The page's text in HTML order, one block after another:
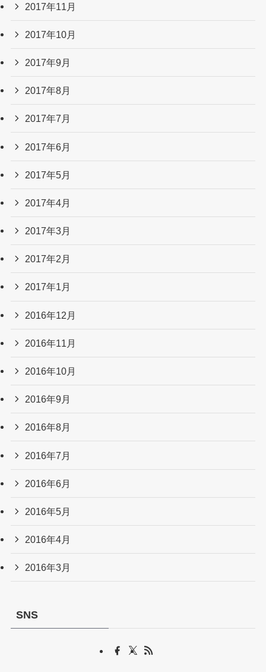
2017年11月
2017年10月
2017年9月
2017年8月
2017年7月
2017年6月
2017年5月
2017年4月
2017年3月
2017年2月
2017年1月
2016年12月
2016年11月
2016年10月
2016年9月
2016年8月
2016年7月
2016年6月
2016年5月
2016年4月
2016年3月
SNS